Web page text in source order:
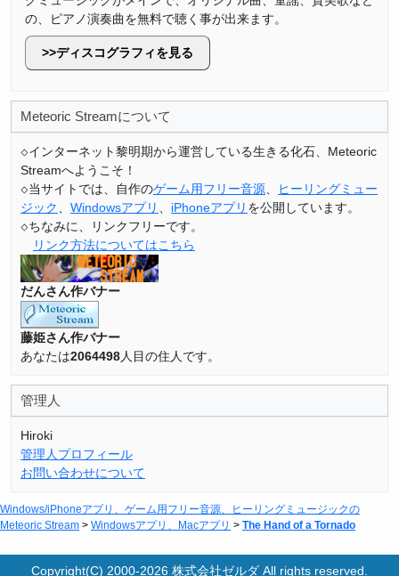
の、ピアノ演奏曲を無料で聴く事が出来ます。
ディスコグラフィを見る
Meteoric Streamについて
インターネット黎明期から運営している生きる化石、Meteoric
Streamへようこそ！
当サイトでは、自作のゲーム用フリー音源
ヒーリングミュー
ジック
Windowsアプリ iPhoneアプリ を公開しています。
ちなみに、リンクフリーです。
リンク方法についてはこちら
だんさん作バナー
藤姫さん作バナー
あなたは2064498人目の住人です。
管理人
Hiroki
管理人プロフィール
お問い合わせについて
Windows/iPhoneアプリ、ゲーム用フリー音源、ヒーリングミュージックの
Meteoric Stream > Windowsアプリ、Macアプリ > The Hand of a Tornado
Copyright(C) 2000-2026 株式会社ゼルダ All rights reserved.